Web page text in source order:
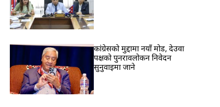
कांग्रेसको मुद्दामा नयाँ मोड, देउवा
पक्षको पुनरावलोकन निवेदन
सुनुवाइमा जाने